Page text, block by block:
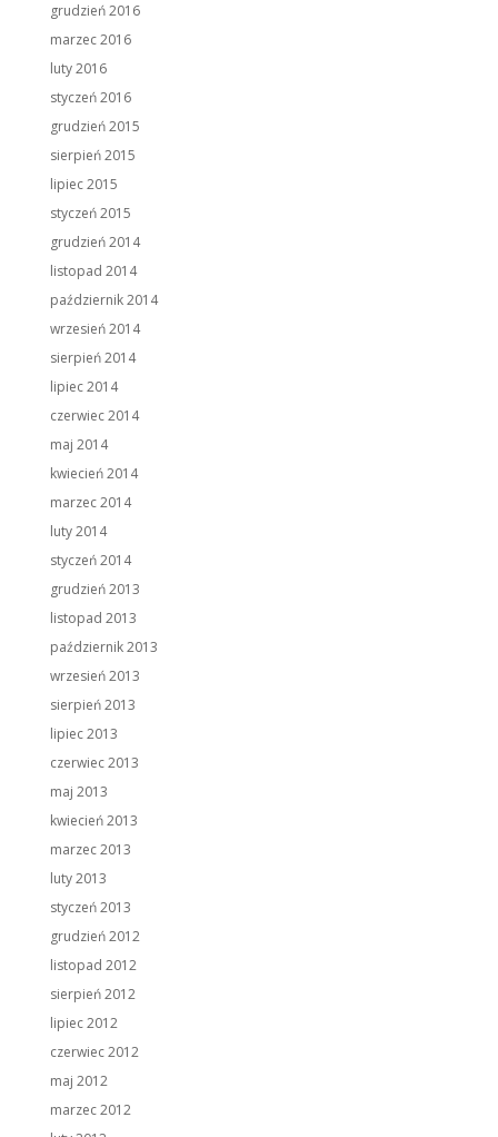
grudzień 2016
marzec 2016
luty 2016
styczeń 2016
grudzień 2015
sierpień 2015
lipiec 2015
styczeń 2015
grudzień 2014
listopad 2014
październik 2014
wrzesień 2014
sierpień 2014
lipiec 2014
czerwiec 2014
maj 2014
kwiecień 2014
marzec 2014
luty 2014
styczeń 2014
grudzień 2013
listopad 2013
październik 2013
wrzesień 2013
sierpień 2013
lipiec 2013
czerwiec 2013
maj 2013
kwiecień 2013
marzec 2013
luty 2013
styczeń 2013
grudzień 2012
listopad 2012
sierpień 2012
lipiec 2012
czerwiec 2012
maj 2012
marzec 2012